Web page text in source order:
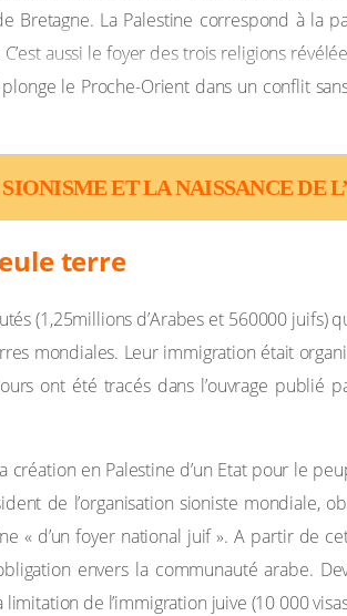
Bretagne. La Palestine correspond à la
aussi le foyer des trois religions
le Proche-Orient dans un conflit
ET LA NAISSANCE DE
terre
(1,25millions d’Arabes et 560000 juifs)
mondiales. Leur immigration était
ont été tracés dans l’ouvrage publié
en Palestine d’un Etat pour le
de l’organisation sioniste mondiale,
« d’un foyer national juif ». A partir de
envers la communauté arabe.
de l’immigration juive (10 000